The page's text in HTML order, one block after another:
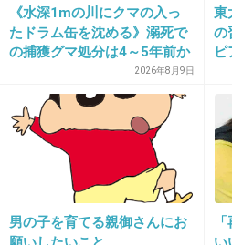
＞7
おめでとう！!(^^)!
《水深1mの川にクマの入っ
たドラム缶を沈める》溺死で
の捕獲グマ処分は4～5年前か
ら 「先人の経験から時間を
決めていた」「溺死だけがフ
ォーカスされ困惑」と町の担
当者
2026年8月9日
東
の
男の子を育てる親御さんにお
願いしたいこと
い